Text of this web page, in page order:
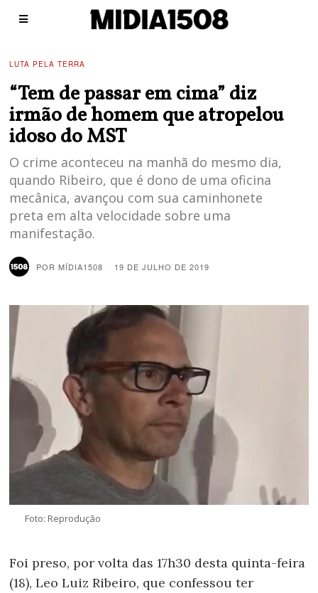
LUTA PELA TERRA
“Tem de passar em cima” diz
irmão de homem que atropelou
idoso do MST
O crime aconteceu na manhã do mesmo dia,
quando Ribeiro, que é dono de uma oficina
mecânica, avançou com sua caminhonete
preta em alta velocidade sobre uma
manifestação.
PORMÍDIA1508 19 DE JULHO DE 2019
Foto: Reprodução
Foi preso, por volta das 17h30 desta quinta-feira
(18), Leo Luiz Ribeiro, que confessou ter